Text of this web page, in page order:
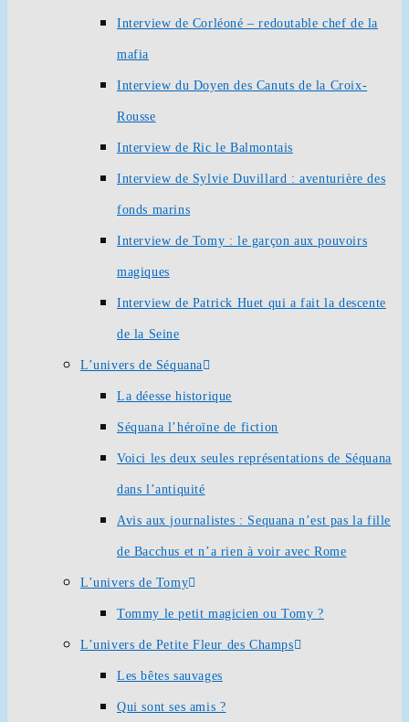
Interview de Corléoné – redoutable chef de la
mafia
Interview du Doyen des Canuts de la Croix-
Rousse
Interview de Ric le Balmontais
Interview de Sylvie Duvillard : aventurière des
fonds marins
Interview de Tomy : le garçon aux pouvoirs
magiques
Interview de Patrick Huet qui a fait la descente
de la Seine
L’univers de Séquana
La déesse historique
Séquana l’héroïne de fiction
Voici les deux seules représentations de Séquana
dans l’antiquité
Avis aux journalistes : Sequana n’est pas la fille
de Bacchus et n’a rien à voir avec Rome
L’univers de Tomy
Tommy le petit magicien ou Tomy ?
L’univers de Petite Fleur des Champs
Les bêtes sauvages
Qui sont ses amis ?